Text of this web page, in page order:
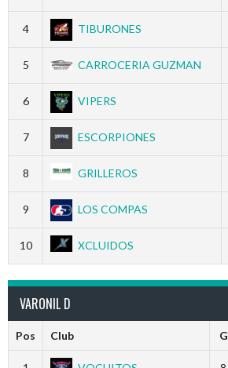
4 TIBURONES
5 CARROCERIA GUZMAN
6 VIPERS
7 ESCORPIONES
8 GRILLEROS
9 LOS COMPAS
10 XCLUIDOS
VARONIL D
Pos Club G